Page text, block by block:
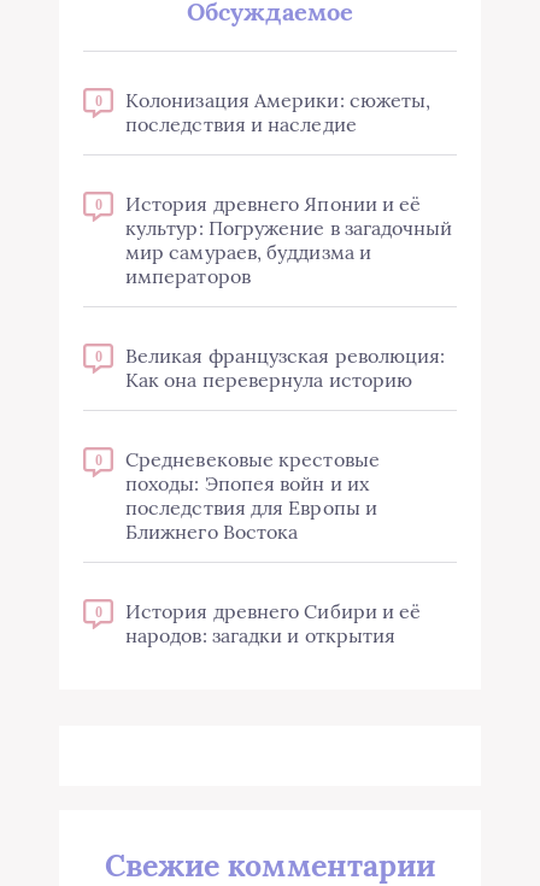
Обсуждаемое
0
Колонизация Америки: сюжеты,
последствия и наследие
0
История древнего Японии и её
культур: Погружение в загадочный
мир самураев, буддизма и
императоров
0
Великая французская революция:
Как она перевернула историю
0
Средневековые крестовые
походы: Эпопея войн и их
последствия для Европы и
Ближнего Востока
0
История древнего Сибири и её
народов: загадки и открытия
Свежие комментарии